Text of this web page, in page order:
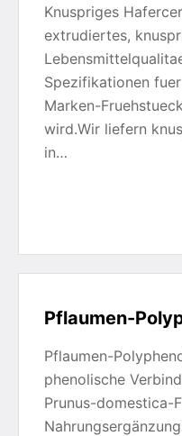
Knuspriges
extrudiertes,
Spezifikationen
Marken-
wird.Wir liefern
in…
Pflaumen-
Pflaumen-
phenolische
Prunus-domestica-